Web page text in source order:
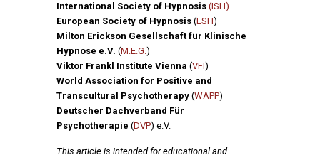
International Society of Hypnosis (ISH)
European Society of Hypnosis (ESH)
Milton Erickson Gesellschaft für Klinische
Hypnose e.V. (M.E.G.)
Viktor Frankl Institute Vienna (VFI)
World Association for Positive and
Transcultural Psychotherapy (WAPP)
Deutscher Dachverband Für
Psychotherapie (DVP) e.V.
This article is intended for educational and